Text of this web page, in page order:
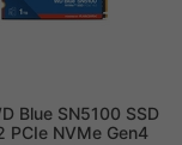
Blue SN5100 SSD
PCIe NVMe Gen4